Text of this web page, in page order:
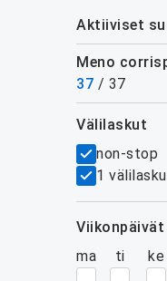
Aktiiviset
Meno
37 / 37
välilaskut
non-stop
1 välilasku
viikonpäivät
ma
ti ke
näytä lisää